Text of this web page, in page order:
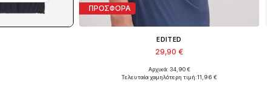
ΠΡΟΣΦΟΡΑ
EDITED
29,90 €
Διαθέσιμα μεγέθη: 1
Αρχικά: 34,90 €
Τελευταία χαμηλότερη τιμή:11,96 €